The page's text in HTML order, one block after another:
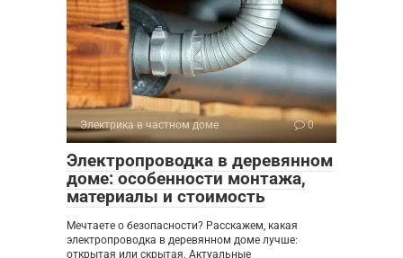
Электрика в частном доме 0
Электропроводка в деревянном
доме: особенности монтажа,
материалы и стоимость
Мечтаете о безопасности? Расскажем, какая
электропроводка в деревянном доме лучше:
открытая или скрытая. Актуальные